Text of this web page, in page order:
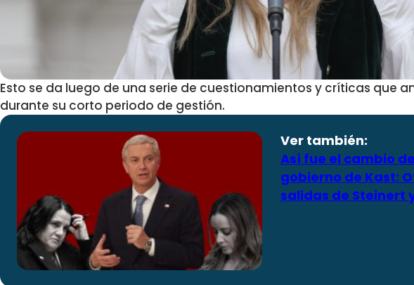
Esto se da luego de una serie de cuestionamientos y críticas que
durante su corto periodo de gestión.
Ver también:
Así fue el cambio
gobierno de Kast:
salidas de Steinert